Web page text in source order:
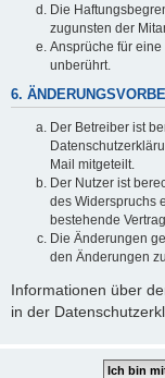
Die
zugunsten der
Ansprüche für
unberührt.
6.
Der Betreiber ist
Mail mitgeteilt.
Der Nutzer ist
des Widerspruchs
bestehende
Die Änderungen
den Änderungen
Informationen über
in der